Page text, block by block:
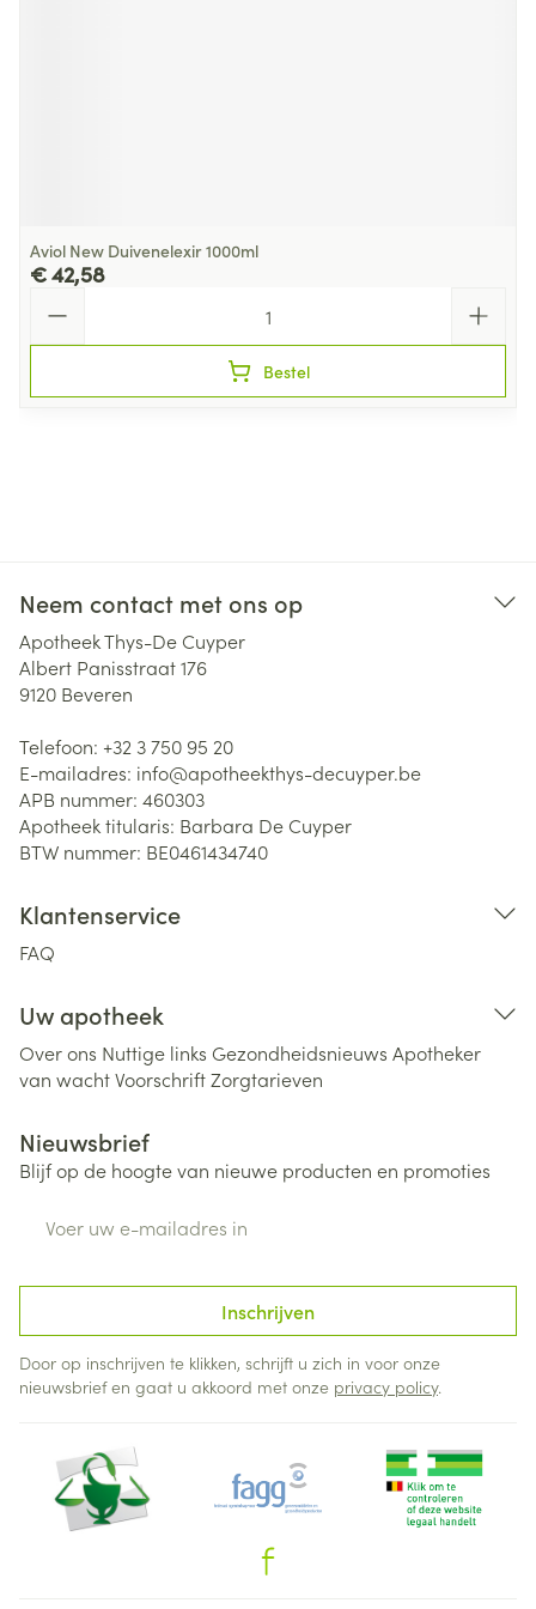
Aviol New Duivenelexir 1000ml
€ 42,58
Bestel
Neem contact met ons op
Apotheek Thys-De Cuyper
Albert Panisstraat 176
9120 Beveren
Telefoon: +32 3 750 95 20
E-mailadres: info@apotheekthys-decuyper.be
APB nummer: 460303
Apotheek titularis: Barbara De Cuyper
BTW nummer: BE0461434740
Klantenservice
FAQ
Uw apotheek
Over ons Nuttige links Gezondheidsnieuws Apotheker
van wachtVoorschriftZorgtarieven
Nieuwsbrief
Blijf op de hoogte van nieuwe producten en promoties
Inschrijven
Door op inschrijven te klikken, schrijft u zich in voor onze
nieuwsbrief en gaat u akkoord met onze privacy policy.